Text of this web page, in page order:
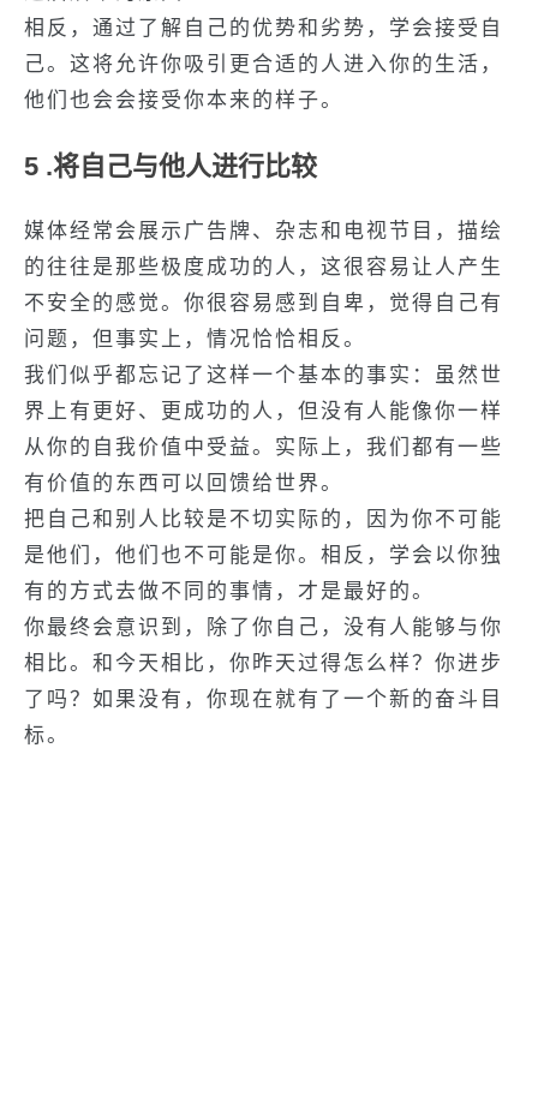
相反，通过了解自己的优势和劣势，学会接受自
己。这将允许你吸引更合适的人进入你的生活，
他们也会会接受你本来的样子。
5 .将自己与他人进行比较
媒体经常会展示广告牌、杂志和电视节目，描绘
的往往是那些极度成功的人，这很容易让人产生
不安全的感觉。你很容易感到自卑，觉得自己有
问题，但事实上，情况恰恰相反。
我们似乎都忘记了这样一个基本的事实：虽然世
界上有更好、更成功的人，但没有人能像你一样
从你的自我价值中受益。实际上，我们都有一些
有价值的东西可以回馈给世界。
把自己和别人比较是不切实际的，因为你不可能
是他们，他们也不可能是你。相反，学会以你独
有的方式去做不同的事情，才是最好的。
你最终会意识到，除了你自己，没有人能够与你
相比。和今天相比，你昨天过得怎么样？你进步
了吗？如果没有，你现在就有了一个新的奋斗目
标。